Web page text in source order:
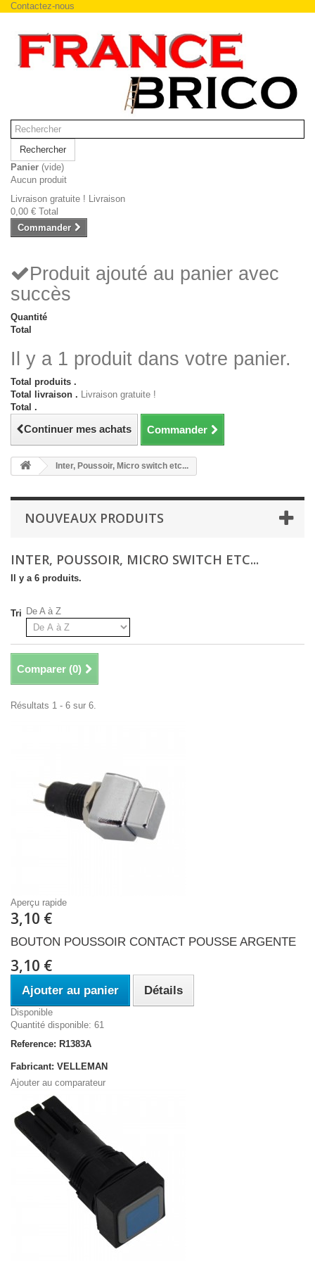
Contactez-nous
Rechercher
Panier (vide)
Aucun produit
Livraison gratuite ! Livraison
0,00 € Total
Commander
Produit ajouté au panier avec
succès
Quantité
Total
Il y a 1 produit dans votre panier.
Total produits .
Total livraison . Livraison gratuite !
Total .
Continuer mes achats Commander
Inter, Poussoir, Micro switch etc...
NOUVEAUX PRODUITS
INTER, POUSSOIR, MICRO SWITCH ETC...
Il y a 6 produits.
Tri De A à Z
Comparer (0)
Résultats 1 - 6 sur 6.
Aperçu rapide
3,10 €
BOUTON POUSSOIR CONTACT POUSSE ARGENTE
3,10 €
Ajouter au panier Détails
Disponible
Quantité disponible: 61
Reference: R1383A
Fabricant: VELLEMAN
Ajouter au comparateur